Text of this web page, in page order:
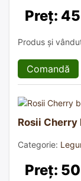
Preț:
Produs și
Comandă
Rosii Cherry
Categorie:
Preț: